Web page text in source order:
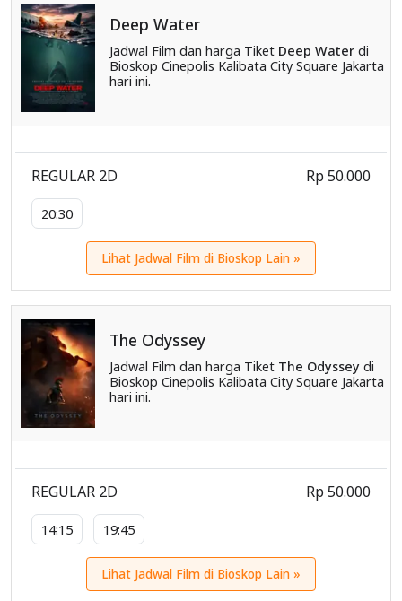
Deep Water
Jadwal Film dan harga Tiket Deep Waterdi
Bioskop Cinepolis Kalibata City Square Jakarta
hari ini.
REGULAR 2D
20:30
Rp 50.000
Lihat Jadwal Film di Bioskop Lain »
The Odyssey
Jadwal Film dan harga Tiket The Odysseydi
Bioskop Cinepolis Kalibata City Square Jakarta
hari ini.
REGULAR 2D
14:15 19:45
Rp 50.000
Lihat Jadwal Film di Bioskop Lain »